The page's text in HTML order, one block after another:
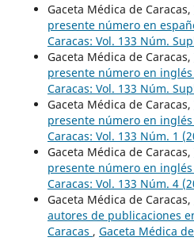
Gaceta Médica de Caracas,
presente número en
Caracas: Vol. 133 Núm.
Gaceta Médica de Caracas,
presente número en inglés
Caracas: Vol. 133 Núm.
Gaceta Médica de Caracas,
presente número en inglés
Caracas: Vol. 133 Núm. 1
Gaceta Médica de Caracas,
presente número en inglés
Caracas: Vol. 133 Núm. 4
Gaceta Médica de Caracas,
autores de publicaciones
Caracas , Gaceta Médica